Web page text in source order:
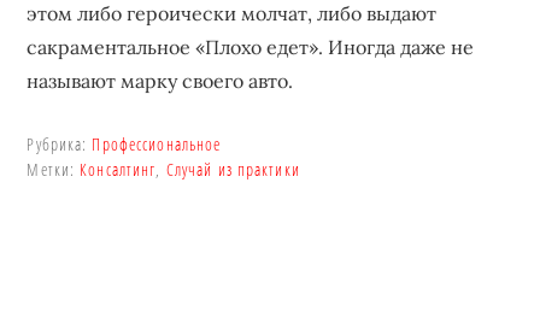
этом либо героически молчат, либо выдают
сакраментальное «Плохо едет». Иногда даже не
называют марку своего авто.
Рубрика: Профессиональное
Метки: Консалтинг, Случай из практики